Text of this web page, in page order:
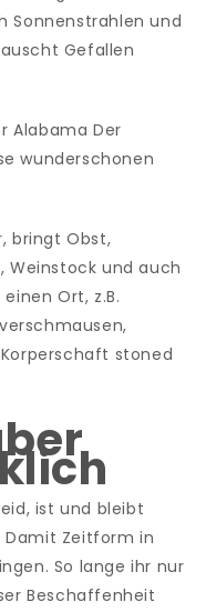
Sonnenstrahlen und
Gefallen
Alabama Der
wunderschonen
bringt Obst,
Weinstock und auch
Ort, z.B.
stoned
ist und bleibt
Damit Zeitform in
So lange ihr nur
Beschaffenheit